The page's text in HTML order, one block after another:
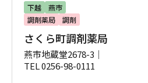
下越
燕市
調剤薬局
調剤
さくら町調剤薬局
燕市地蔵堂2678-3｜
TEL 0256-98-0111